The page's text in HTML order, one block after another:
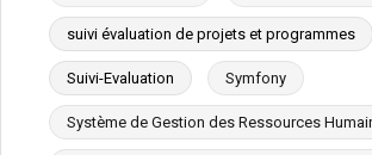
suivi évaluation de projets et programmes
Suivi-Evaluation Symfony
Système de Gestion des Ressources